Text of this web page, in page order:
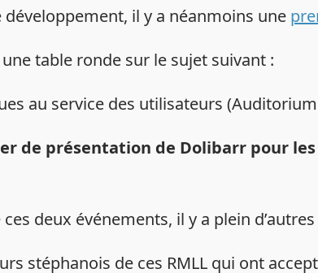
il y a néanmoins une
une table ronde sur le sujet suivant :
au service des utilisateurs (Auditorium
de présentation de Dolibarr pour
deux événements, il y a plein
stéphanois de ces RMLL qui ont